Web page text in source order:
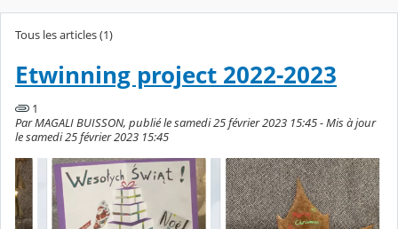
Tous les articles (1)
Etwinning project 2022-2023
1
Par MAGALI BUISSON, publié le samedi 25 février 2023 15:45 - Mis à jour
le samedi 25 février 2023 15:45